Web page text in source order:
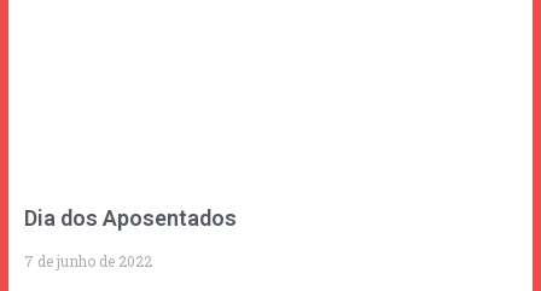
Dia dos Aposentados
7 de junho de 2022